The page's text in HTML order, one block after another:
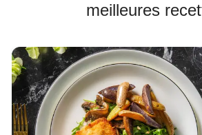
meilleures